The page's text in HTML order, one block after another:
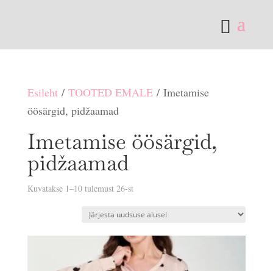
Esileht/ TOOTED EMALE/ Imetamise
öösärgid, pidžaamad
Imetamise öösärgid,
pidžaamad
Kuvatakse 1–10 tulemust 26-stSorditud